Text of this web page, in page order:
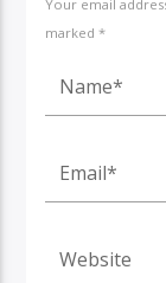
Your email
marked *